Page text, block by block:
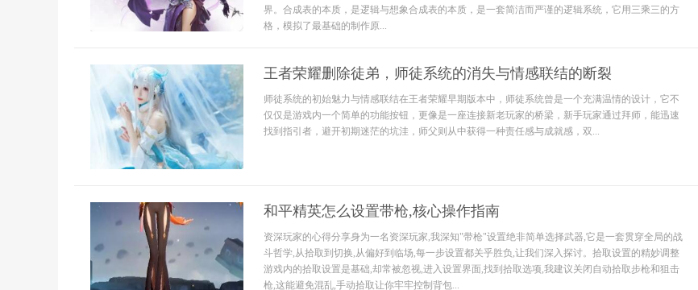
界。合成表的本质，是逻辑与想象合成表的本质，是一套简洁而严谨的逻辑系统，它用三乘三的方
格，模拟了最基础的制作原...
王者荣耀删除徒弟，师徒系统的消失与情感联结的断裂
师徒系统的初始魅力与情感联结在王者荣耀早期版本中，师徒系统曾是一个充满温情的设计，它不
仅仅是游戏内一个简单的功能按钮，更像是一座连接新老玩家的桥梁，新手玩家通过拜师，能迅速
找到指引者，避开初期迷茫的坑洼，师父则从中获得一种责任感与成就感，双...
和平精英怎么设置带枪,核心操作指南
资深玩家的心得分享身为一名资深玩家,我深知"带枪"设置绝非简单选择武器,它是一套贯穿全局的战
斗哲学,从拾取到切换,从偏好到临场,每一步设置都关乎胜负,让我们深入探讨。拾取设置的精妙调整
游戏内的拾取设置是基础,却常被忽视,进入设置界面,找到拾取选项,我建议关闭自动拾取步枪和狙击
枪,这能避免混乱,手动拾取让你牢牢控制背包...